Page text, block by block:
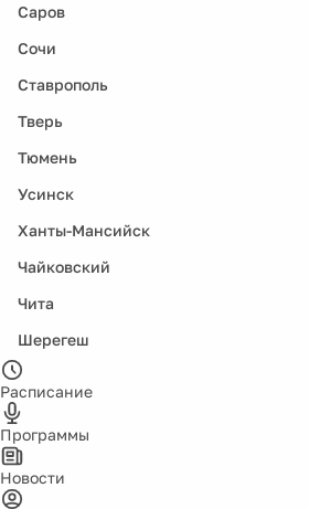
Саров
Сочи
Ставрополь
Тверь
Тюмень
Усинск
Ханты-Мансийск
Чайковский
Чита
Шерегеш
Расписание
Программы
Новости